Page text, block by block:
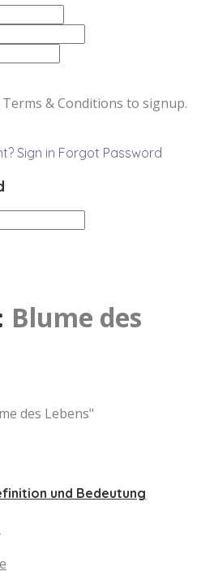
& Conditions to signup.
Sign in Forgot Password
Blume des
des Lebens"
und Bedeutung